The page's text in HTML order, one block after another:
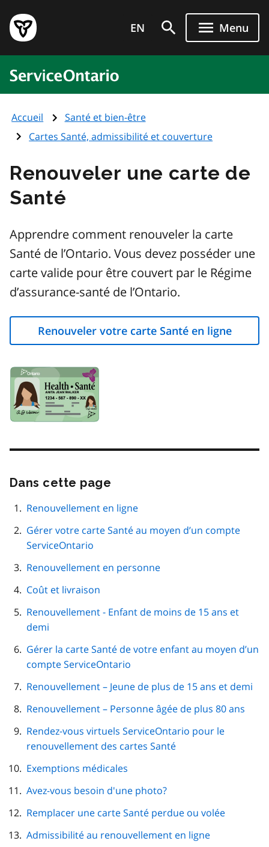
au
contenu
principal
Page
d'accueil
gouvernement
de
l'Ontario
EN Menu
ServiceOntario
Accueil
Santé et bien-être
Cartes Santé, admissibilité et couverture
Renouveler une carte de
Santé
Apprendre comment renouveler la carte
Santé de l’Ontario. Vous devez posséder une
carte valide pour être couvert par le Régime
d’assurance-santé de l’Ontario.
Renouveler votre carte Santé en ligne
Image
Dans cette page
navigation
de
page
Renouvellement en ligne
Gérer votre carte Santé au moyen d’un compte
ServiceOntario
Renouvellement en personne
Coût et livraison
Renouvellement - Enfant de moins de 15 ans et
demi
Gérer la carte Santé de votre enfant au moyen d’un
compte ServiceOntario
Renouvellement – Jeune de plus de 15 ans et demi
Renouvellement – Personne âgée de plus 80 ans
Rendez-vous virtuels ServiceOntario pour le
renouvellement des cartes Santé
Exemptions médicales
Avez-vous besoin d'une photo?
Remplacer une carte Santé perdue ou volée
Admissibilité au renouvellement en ligne